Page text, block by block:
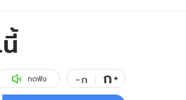
ต์
คลิป
พอดแคสต์
กดฟัง -ก ก+